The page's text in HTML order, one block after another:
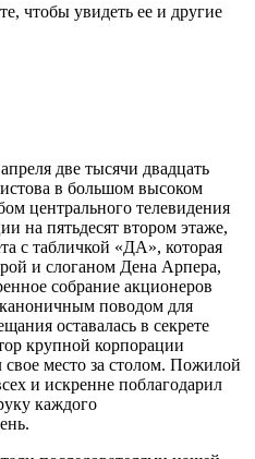
чтобы увидеть ее и другие
две тысячи двадцать
в большом высоком
центрального телевидения
на пятьдесят втором этаже,
с табличкой «ДА», которая
и слоганом Дена Арпера,
собрание акционеров
поводом для
оставалась в секрете
крупной корпорации
свое место за столом. Пожилой
и искренне поблагодарил
каждого